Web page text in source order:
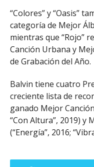
“Colores” y “Oasis”
categoría de Mejor
mientras que “Rojo”
Canción Urbana y
de Grabación del Año.
Balvin tiene cuatro
creciente lista de
ganado Mejor
“Con Altura”, 2019) y
(“Energía”, 2016;